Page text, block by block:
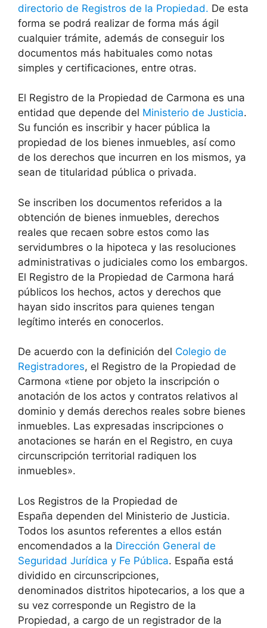
directorio de Registros de la Propiedad. De esta
forma se podrá realizar de forma más ágil
cualquier trámite, además de conseguir los
documentos más habituales como notas
simples y certificaciones, entre otras.
El Registro de la Propiedad de Carmona es una
entidad que depende del Ministerio de Justicia.
Su función es inscribir y hacer pública la
propiedad de los bienes inmuebles, así como
de los derechos que incurren en los mismos, ya
sean de titularidad pública o privada.
Se inscriben los documentos referidos a la
obtención de bienes inmuebles, derechos
reales que recaen sobre estos como las
servidumbres o la hipoteca y las resoluciones
administrativas o judiciales como los embargos.
El Registro de la Propiedad de Carmona hará
públicos los hechos, actos y derechos que
hayan sido inscritos para quienes tengan
legítimo interés en conocerlos.
De acuerdo con la definición del Colegio de
Registradores, el Registro de la Propiedad de
Carmona «tiene por objeto la inscripción o
anotación de los actos y contratos relativos al
dominio y demás derechos reales sobre bienes
inmuebles. Las expresadas inscripciones o
anotaciones se harán en el Registro, en cuya
circunscripción territorial radiquen los
inmuebles».
Los Registros de la Propiedad de
España dependen del Ministerio de Justicia.
Todos los asuntos referentes a ellos están
encomendados a la Dirección General de
Seguridad Jurídica y Fe Pública. España está
dividido en circunscripciones,
denominados distritos hipotecarios, a los que a
su vez corresponde un Registro de la
Propiedad, a cargo de un registrador de la